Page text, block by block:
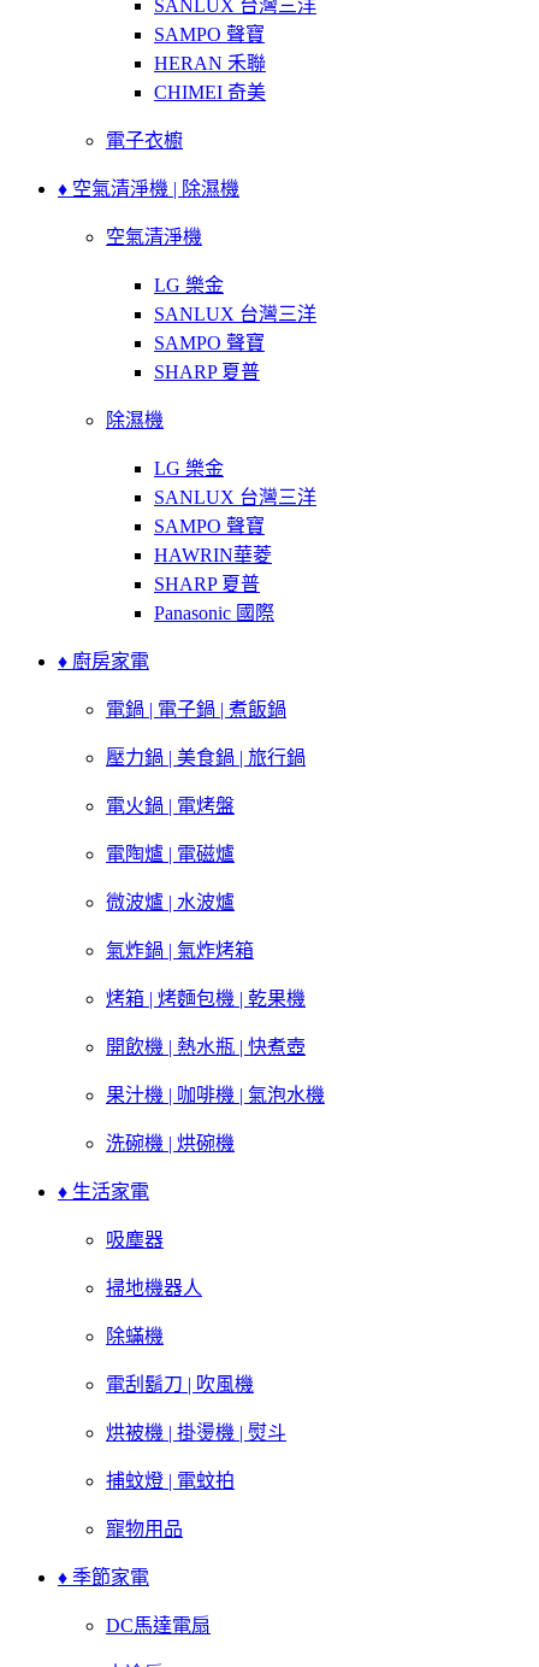
SANLUX 台灣三洋
SAMPO 聲寶
HERAN 禾聯
CHIMEI 奇美
電子衣櫥
♦ 空氣清淨機 | 除濕機
空氣清淨機
LG 樂金
SANLUX 台灣三洋
SAMPO 聲寶
SHARP 夏普
除濕機
LG 樂金
SANLUX 台灣三洋
SAMPO 聲寶
HAWRIN華菱
SHARP 夏普
Panasonic 國際
♦ 廚房家電
電鍋 | 電子鍋 | 煮飯鍋
壓力鍋 | 美食鍋 | 旅行鍋
電火鍋 | 電烤盤
電陶爐 | 電磁爐
微波爐 | 水波爐
氣炸鍋 | 氣炸烤箱
烤箱 | 烤麵包機 | 乾果機
開飲機 | 熱水瓶 | 快煮壺
果汁機 | 咖啡機 | 氣泡水機
洗碗機 | 烘碗機
♦ 生活家電
吸塵器
掃地機器人
除蟎機
電刮鬍刀 | 吹風機
烘被機 | 掛燙機 | 熨斗
捕蚊燈 | 電蚊拍
寵物用品
♦ 季節家電
DC馬達電扇